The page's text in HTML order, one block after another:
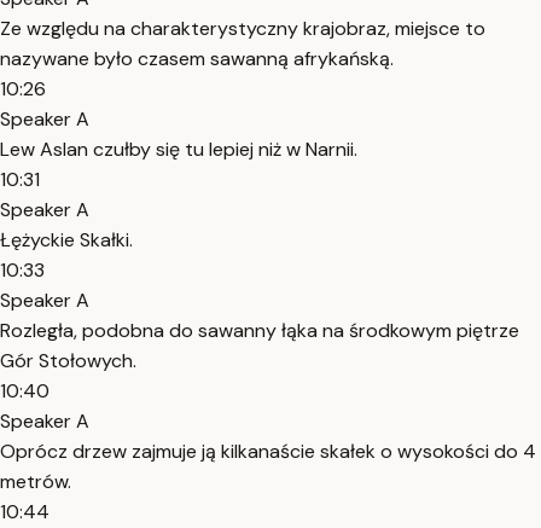
Ze względu na charakterystyczny krajobraz, miejsce to
nazywane było czasem sawanną afrykańską.
10:26
Speaker A
Lew Aslan czułby się tu lepiej niż w Narnii.
10:31
Speaker A
Łężyckie Skałki.
10:33
Speaker A
Rozległa, podobna do sawanny łąka na środkowym piętrze
Gór Stołowych.
10:40
Speaker A
Oprócz drzew zajmuje ją kilkanaście skałek o wysokości do 4
metrów.
10:44